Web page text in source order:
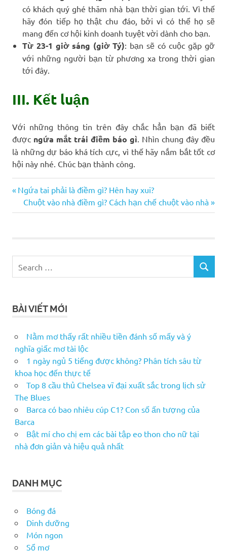
có khách quý ghé thăm nhà bạn thời gian tới. Vì thế
hãy đón tiếp họ thật chu đáo, bởi vì có thể họ sẽ
mang đến cơ hội kinh doanh tuyệt vời dành cho bạn.
Từ 23-1 giờ sáng (giờ Tý): bạn sẽ có cuộc gặp gỡ
với những người bạn từ phương xa trong thời gian
tới đây.
III. Kết luận
Với những thông tin trên đây chắc hẳn bạn đã biết
được ngứa mắt trái điềm báo gì. Nhìn chung đây đều
là những dự báo khá tích cực, vì thế hãy nắm bắt tốt cơ
hội này nhé. Chúc bạn thành công.
Điều
viết
Previous
Post:
Ngứa tai phải là điềm gì? Hên hay xui?
Next
Post:
Chuột vào nhà điềm gì? Cách hạn chế chuột vào nhà
BÀI VIẾT MỚI
Nằm mơ thấy rất nhiều tiền đánh số mấy và ý
nghĩa giấc mơ tài lộc
1 ngày ngủ 5 tiếng được không? Phân tích sâu từ
khoa học đến thực tế
Top 8 cầu thủ Chelsea vĩ đại xuất sắc trong lịch sử
The Blues
Barca có bao nhiêu cúp C1? Con số ấn tượng của
Barca
Bật mí cho chị em các bài tập eo thon cho nữ tại
nhà đơn giản và hiệu quả nhất
DANH MỤC
Bóng đá
Dinh dưỡng
Món ngon
Sổ mơ